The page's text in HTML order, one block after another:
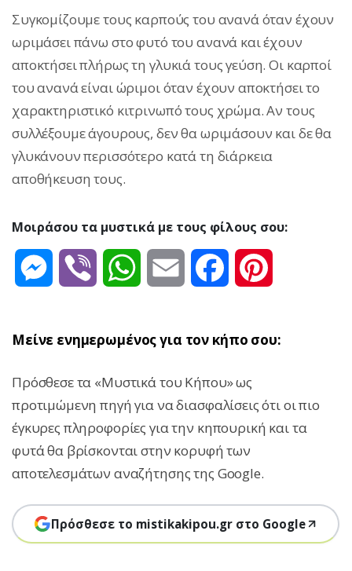
Συγκομίζουμε τους καρπούς του ανανά όταν έχουν
ωριμάσει πάνω στο φυτό του ανανά και έχουν
αποκτήσει πλήρως τη γλυκιά τους γεύση. Οι καρποί
του ανανά είναι ώριμοι όταν έχουν αποκτήσει το
χαρακτηριστικό κιτρινωπό τους χρώμα. Αν τους
συλλέξουμε άγουρους, δεν θα ωριμάσουν και δε θα
γλυκάνουν περισσότερο κατά τη διάρκεια
αποθήκευση τους.
Μοιράσου τα μυστικά με τους φίλους σου:
Messenger
Viber WhatsAppEmail Facebook
Μείνε ενημερωμένος για τον κήπο σου:
Πρόσθεσε τα «Μυστικά του Κήπου» ως
προτιμώμενη πηγή για να διασφαλίσεις ότι οι πιο
έγκυρες πληροφορίες για την κηπουρική και τα
φυτά θα βρίσκονται στην κορυφή των
αποτελεσμάτων αναζήτησης της Google.
Πρόσθεσε το mistikakipou.gr στο Google